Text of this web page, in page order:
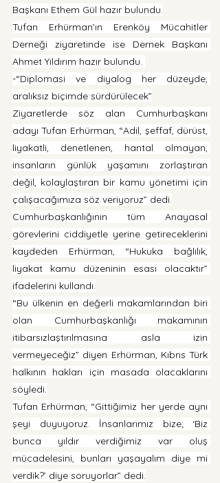
Başkanı Ethem Gül hazır bulundu.
Tufan Erhürman’ın Erenköy Mücahitler
Derneği ziyaretinde ise Dernek Başkanı
Ahmet Yıldırım hazır bulundu.
-“Diplomasi ve diyalog her düzeyde,
aralıksız biçimde sürdürülecek”
Ziyaretlerde söz alan Cumhurbaşkanı
adayı Tufan Erhürman, “Adil, şeffaf, dürüst,
liyakatli, denetlenen, hantal olmayan,
insanların günlük yaşamını zorlaştıran
değil, kolaylaştıran bir kamu yönetimi için
çalışacağımıza söz veriyoruz” dedi.
Cumhurbaşkanlığının tüm Anayasal
görevlerini ciddiyetle yerine getireceklerini
kaydeden Erhürman, “Hukuka bağlılık,
liyakat kamu düzeninin esası olacaktır”
ifadelerini kullandı.
“Bu ülkenin en değerli makamlarından biri
olan Cumhurbaşkanlığı makamının
itibarsızlaştırılmasına asla izin
vermeyeceğiz” diyen Erhürman, Kıbrıs Türk
halkının hakları için masada olacaklarını
söyledi.
Tufan Erhürman, “Gittiğimiz her yerde aynı
şeyi duyuyoruz. İnsanlarımız bize; ‘Biz
bunca yıldır verdiğimiz var oluş
mücadelesini, bunları yaşayalım diye mi
verdik?’ diye soruyorlar” dedi.